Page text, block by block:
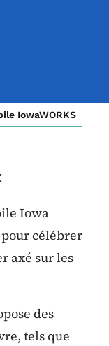
IowaWORKS
Iowa
célébrer
axé sur les
des
tels que